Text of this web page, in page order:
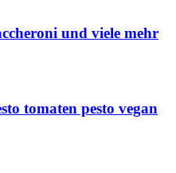
und viele mehr
tomaten pesto vegan